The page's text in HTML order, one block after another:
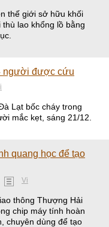
thế giới sở hữu khối
lao khổng lồ bằng
người được cứu
Lạt bốc cháy trong
mắc kẹt, sáng 21/12.
quang học để tạo
Vi
thông Thượng Hải
chip máy tính hoàn
chuyên dùng để tạo